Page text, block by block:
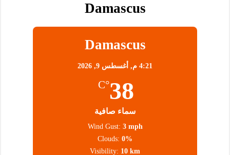
Damascus
Damascus
4:21 م, أغسطس 9, 2026
38
°C
سماء صافية
Wind Gust: 3 mph
Clouds: 0%
Visibility: 10 km